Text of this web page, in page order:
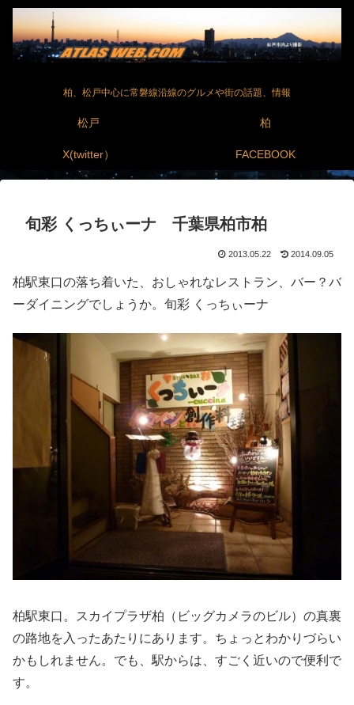
柏、松戸中心に常磐線沿線のグルメや街の話題、情報
松戸 柏
X(twitter） FACEBOOK
旬彩 くっちぃーナ 千葉県柏市柏
2013.05.22 2014.09.05
柏駅東口の落ち着いた、おしゃれなレストラン、バー？バ
ーダイニングでしょうか。旬彩 くっちぃーナ
柏駅東口。スカイプラザ柏（ビッグカメラのビル）の真裏
の路地を入ったあたりにあります。ちょっとわかりづらい
かもしれません。でも、駅からは、すごく近いので便利で
す。